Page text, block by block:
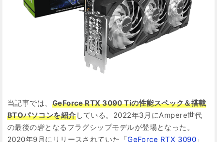
当記事では、 GeForce RTX 3090 Tiの性能スペック＆搭載
BTOパソコンを紹介している。2022年3月にAmpere世代
の最後の砦となるフラグシップモデルが登場となった。
2020年9月にリリースされていた「GeForce RTX 3090 」